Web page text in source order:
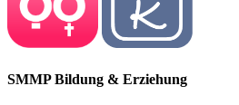
SMMP Bildung & Erziehung